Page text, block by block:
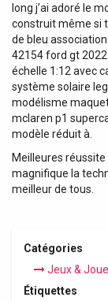
long j’ai adoré le
construit même si
de bleu
42154 ford gt
échelle 1:12 avec
système solaire
modélisme
mclaren p1
modèle réduit à.
Meilleures
magnifique la
meilleur de tous.
Catégories
Jeux &
Étiquettes